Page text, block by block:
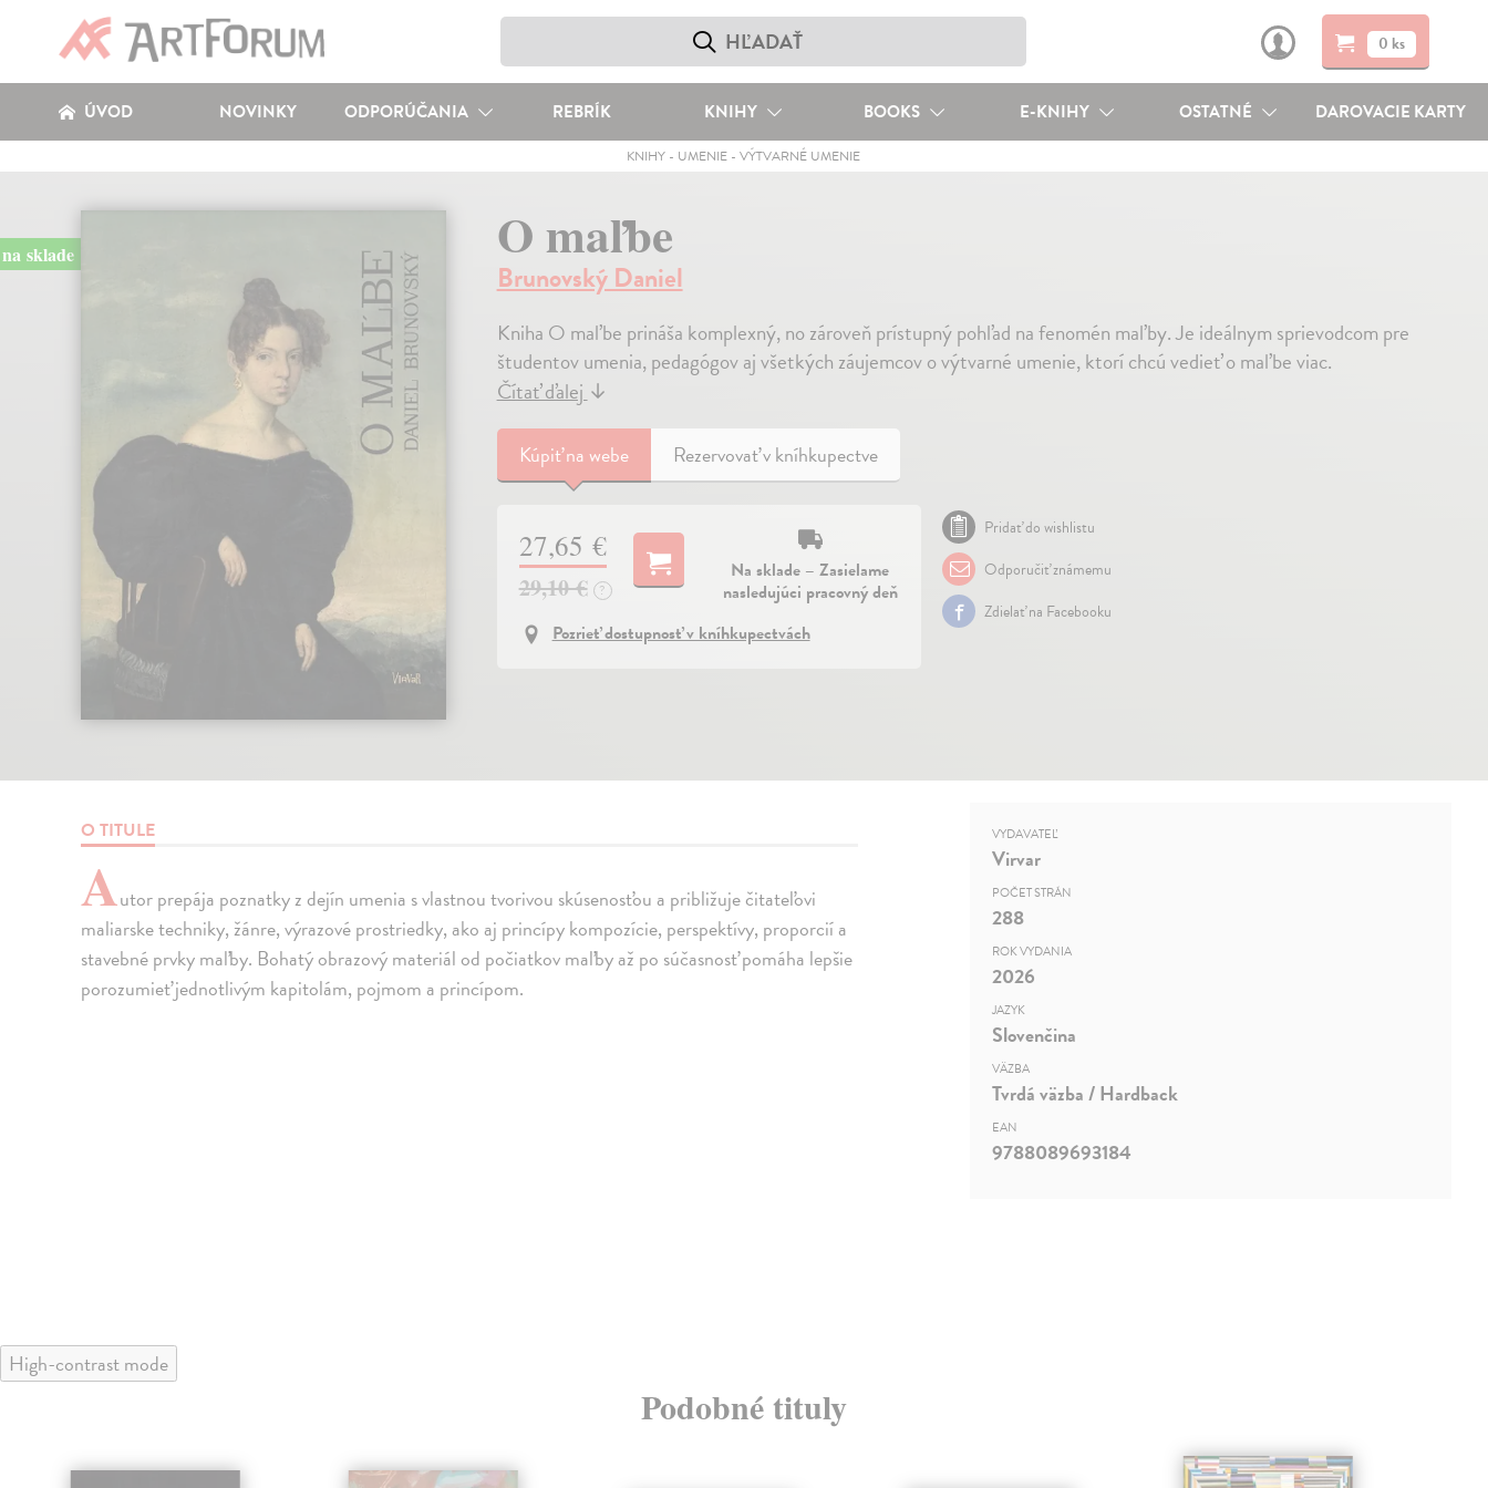
0 ks
ÚVOD NOVINKY ODPORÚČANIA REBRÍK KNIHY BOOKS E-KNIHY OSTATNÉ DAROVACIE KARTY
KNIHY - UMENIE -VÝTVARNÉ UMENIE
na sklade O maľbe
Brunovský Daniel
Kniha O maľbe prináša komplexný, no zároveň prístupný pohľad na fenomén maľby. Je ideálnym sprievodcom pre
študentov umenia, pedagógov aj všetkých záujemcov o výtvarné umenie, ktorí chcú vedieť o maľbe viac.
Čítať ďalej↓
Kúpiťna webe Rezervovať v kníhkupectve
27,65 €
29,10 € ?
Na sklade – Zasielame
nasledujúci pracovný deň
Pozrieť dostupnosť v kníhkupectvách
Pridať do wishlistu
Odporučiť známemu
Zdielať na Facebooku
O TITULE
Autor prepája poznatky z dejín umenia s vlastnou tvorivou skúsenosťou a približuje čitateľovi
maliarske techniky, žánre, výrazové prostriedky, ako aj princípy kompozície, perspektívy, proporcií a
stavebné prvky maľby. Bohatý obrazový materiál od počiatkov maľby až po súčasnosť pomáha lepšie
porozumieť jednotlivým kapitolám, pojmom a princípom.
VYDAVATEĽ
Virvar
POČET STRÁN
288
ROK VYDANIA
2026
JAZYK
Slovenčina
VÄZBA
Tvrdá väzba / Hardback
EAN
9788089693184
High-contrast mode
Podobné tituly